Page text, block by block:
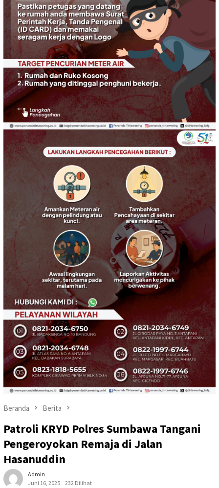
Beranda Berita
Patroli KRYD Polres Sumbawa Tangani
Pengeroyokan Remaja di Jalan
Hasanuddin
Admin
Juni 16, 2025
232 Dilihat